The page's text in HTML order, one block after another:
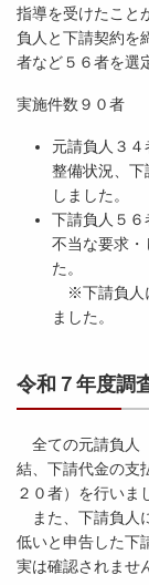
指導を受けたこと
負人と下請契約を
者など５６者を選
実施件数９０者
元請負人３
整備状況、
しました。
下請負人５
不当な要求・
た。
※下請負人
ました。
令和７年度調
全ての元請負人
結、下請代金の支
２０者）を行いま
また、下請負人
低いと申告した下
実は確認されませ